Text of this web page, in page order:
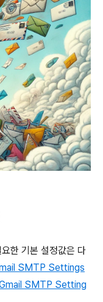
한 기본 설정값은 다
SMTP Settings
SMTP Setting